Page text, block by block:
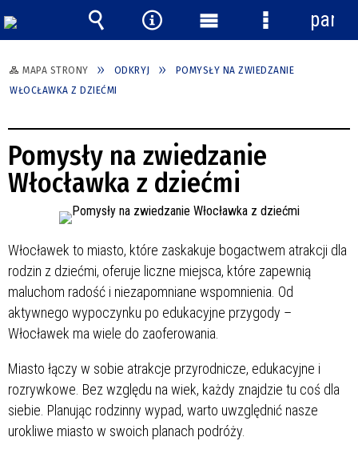
MAPA STRONY ODKRYJ
POMYSŁY NA ZWIEDZANIE
WŁOCŁAWKA Z DZIEĆMI
Pomysły na zwiedzanie
Włocławka z dziećmi
Włocławek to miasto, które zaskakuje bogactwem atrakcji dla
rodzin z dziećmi, oferuje liczne miejsca, które zapewnią
maluchom radość i niezapomniane wspomnienia. Od
aktywnego wypoczynku po edukacyjne przygody –
Włocławek ma wiele do zaoferowania.
Miasto łączy w sobie atrakcje przyrodnicze, edukacyjne i
rozrywkowe. Bez względu na wiek, każdy znajdzie tu coś dla
siebie. Planując rodzinny wypad, warto uwzględnić nasze
urokliwe miasto w swoich planach podróży.
Wyszukiwarka
Narzędzia
Menu
główne
Menu
szczegółowe
panel